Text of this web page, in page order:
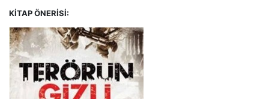
KITAP ÖNERISI: